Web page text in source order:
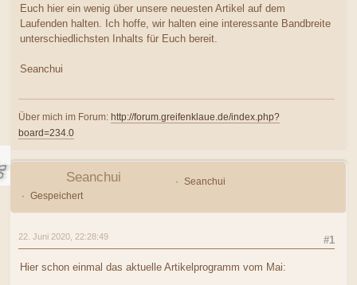
Euch hier ein wenig über unsere neuesten Artikel auf dem
Laufenden halten. Ich hoffe, wir halten eine interessante Bandbreite
unterschiedlichsten Inhalts für Euch bereit.
Seanchui
Über mich im Forum: http://forum.greifenklaue.de/index.php?
board=234.0
Seanchui
Seanchui
Gespeichert
#1
22. Juni 2020, 22:28:49
Hier schon einmal das aktuelle Artikelprogramm vom Mai: